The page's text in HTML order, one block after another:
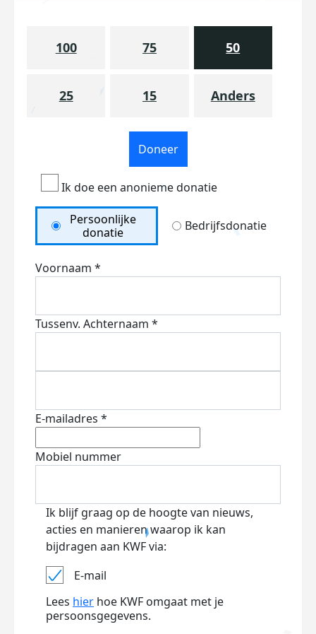
100 75 50
25 15 Anders
Doneer
Ik doe een anonieme donatie
Persoonlijke
donatie
Bedrijfsdonatie
Voornaam *
Tussenv. Achternaam *
E-mailadres *
Mobiel nummer
Ik blijf graag op de hoogte van nieuws,
acties en manieren waarop ik kan
bijdragen aan KWF via:
E-mail
Lees hier hoe KWF omgaat met je
persoonsgegevens.